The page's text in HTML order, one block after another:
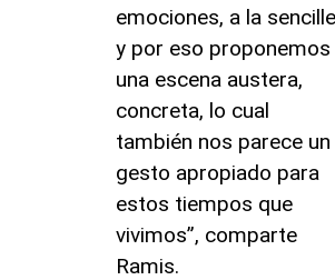
emociones, a la
y por eso proponemos
una escena austera,
concreta, lo cual
también nos parece un
gesto apropiado para
estos tiempos que
vivimos”, comparte
Ramis.